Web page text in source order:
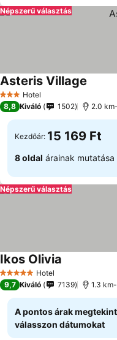
Népszerű választás
3 Kategória
Hotel
Asteris Village
8,8 Kiváló 1502 2.0
Kezdőár: 15 169 Ft
8 oldal árainak mutatása
Népszerű választás
5 KategóriaHotel
Ikos Olivia
9,7 Kiváló 7139 1.3
A pontos árak
válasszon dátumokat